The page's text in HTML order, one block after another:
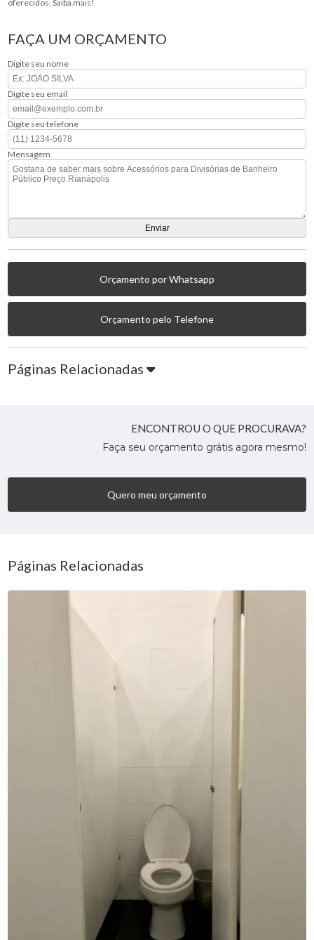
oferecidos. Saiba mais!
FAÇA UM ORÇAMENTO
Digite seu nome
Digite seu email
Digite seu telefone
Mensagem
Orçamento por Whatsapp
Orçamento pelo Telefone
Páginas Relacionadas
ENCONTROU O QUE PROCURAVA?
Faça seu orçamento grátis agora mesmo!
Quero meu orçamento
Páginas Relacionadas